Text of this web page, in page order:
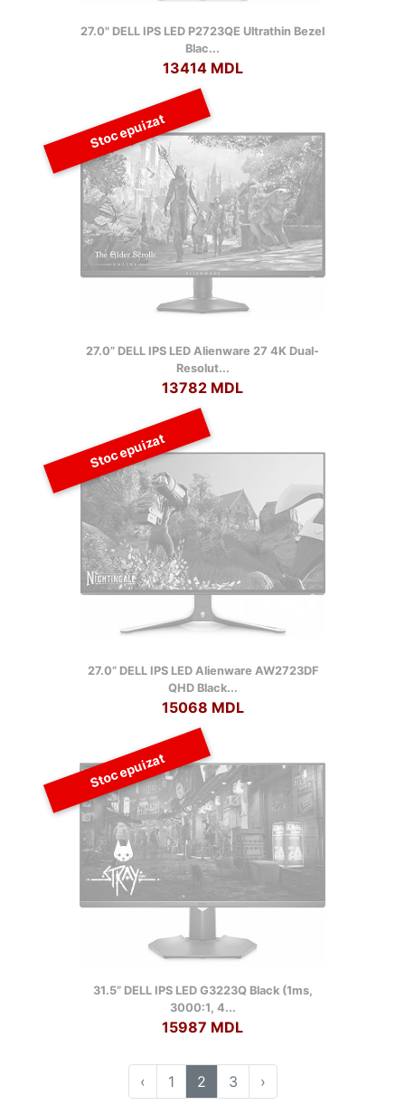
27.0" DELL IPS LED P2723QE Ultrathin Bezel
Blac...
13414 MDL
Stoc epuizat
27.0” DELL IPS LED Alienware 27 4K Dual-
Resolut...
13782 MDL
Stoc epuizat
27.0” DELL IPS LED Alienware AW2723DF
QHD Black...
15068 MDL
Stoc epuizat
31.5” DELL IPS LED G3223Q Black (1ms,
3000:1, 4...
15987 MDL
‹ 1 2 3 ›